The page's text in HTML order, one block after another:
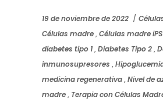
19 de noviembre de 2022
Células madre,Células madre iPS
diabetes tipo 1,Diabetes Tipo 2,
inmunosupresores ,
medicina regenerativa,Nivel de
madre, Terapia con Células